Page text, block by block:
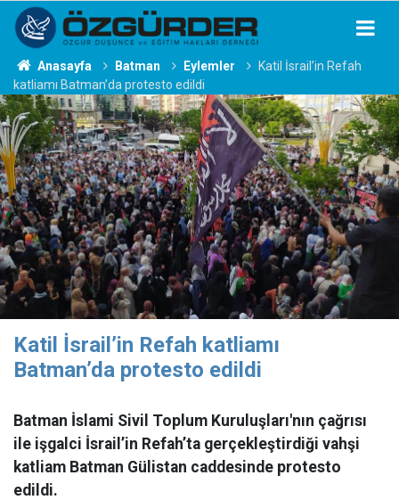
Anasayfa Batman Eylemler
Katil İsrail’in Refah
katliamı Batman’da protesto edildi
Katil İsrail’in Refah katliamı
Batman’da protesto edildi
Batman İslami Sivil Toplum Kuruluşları'nın çağrısı
ile işgalci İsrail’in Refah’ta gerçekleştirdiği vahşi
katliam Batman Gülistan caddesinde protesto
edildi.